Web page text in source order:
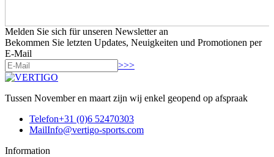
Melden Sie sich für unseren Newsletter an
Bekommen Sie letzten Updates, Neuigkeiten und Promotionen per
E-Mail
>>>
Tussen November en maart zijn wij enkel geopend op afspraak
Telefon+31 (0)6 52470303
MailInfo@vertigo-sports.com
Information